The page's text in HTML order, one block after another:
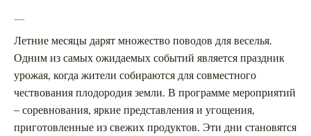
Летние фестивали
Летние месяцы дарят множество поводов для веселья.
Одним из самых ожидаемых событий является праздник
урожая, когда жители собираются для совместного
чествования плодородия земли. В программе мероприятий
– соревнования, яркие представления и угощения,
приготовленные из свежих продуктов. Эти дни становятся